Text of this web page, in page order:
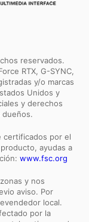
reservados.
RTX, G-SYNC,
y/o marcas
Unidos y
y derechos
certificados por el
ayudas a
www.fsc.org
y nos
aviso. Por
local.
por la